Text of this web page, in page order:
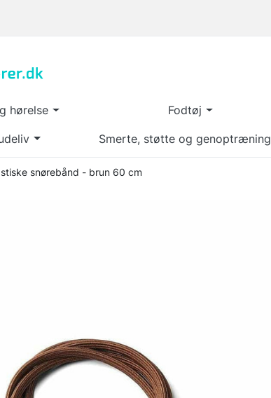
hørelse Fodtøj
Smerte, støtte og genoptræning
snørebånd - brun 60 cm